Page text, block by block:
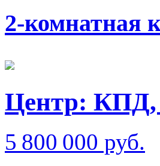
2-комнатная
Центр: КПД,
5 800 000 руб.